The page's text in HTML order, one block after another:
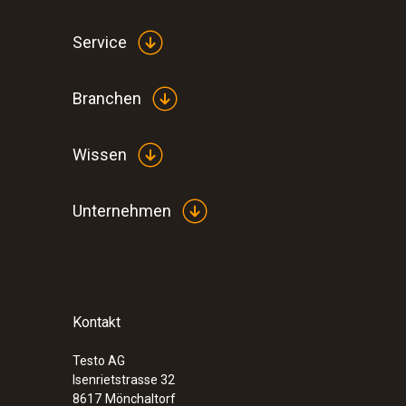
Service
Branchen
Wissen
Unternehmen
Kontakt
Testo AG
Isenrietstrasse 32
8617 Mönchaltorf